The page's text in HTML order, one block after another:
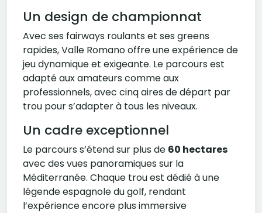
Un design de championnat
Avec ses fairways roulants et ses greens
rapides, Valle Romano offre une expérience de
jeu dynamique et exigeante. Le parcours est
adapté aux amateurs comme aux
professionnels, avec cinq aires de départ par
trou pour s’adapter à tous les niveaux.
Un cadre exceptionnel
Le parcours s’étend sur plus de 60 hectares
avec des vues panoramiques sur la
Méditerranée. Chaque trou est dédié à une
légende espagnole du golf, rendant
l’expérience encore plus immersive